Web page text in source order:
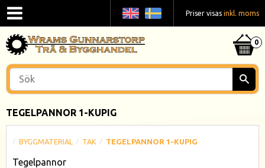
Priser visas inkl. moms
TEGELPANNOR 1-KUPIG
BYGGMATERIAL TAK TEGELPANNOR 1-KUPIG
Tegelpannor